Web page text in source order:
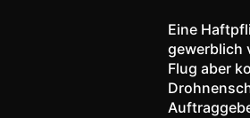
Eine
gewerblich
Flug aber